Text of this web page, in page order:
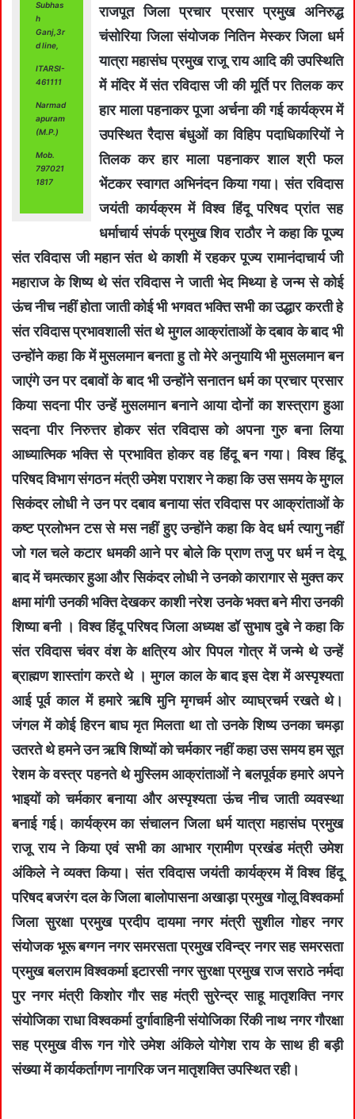
Subhas
h
Ganj,3r
d line,
ITARSI-
461111
Narmad
apuram
(M.P.)
Mob.
797021
1817
राजपूत जिला प्रचार प्रसार प्रमुख अनिरुद्ध
चंसोरिया जिला संयोजक नितिन मेस्कर जिला धर्म
यात्रा महासंघ प्रमुख राजू राय आदि की उपस्थिति
में मंदिर में संत रविदास जी की मूर्ति पर तिलक कर
हार माला पहनाकर पूजा अर्चना की गई कार्यक्रम में
उपस्थित रैदास बंधुओं का विहिप पदाधिकारियों ने
तिलक कर हार माला पहनाकर शाल श्री फल
भेंटकर स्वागत अभिनंदन किया गया। संत रविदास
जयंती कार्यक्रम में विश्व हिंदू परिषद प्रांत सह
धर्माचार्य संपर्क प्रमुख शिव राठौर ने कहा कि पूज्य
संत रविदास जी महान संत थे काशी में रहकर पूज्य रामानंदाचार्य जी
महाराज के शिष्य थे संत रविदास ने जाती भेद मिथ्या हे जन्म से कोई
ऊंच नीच नहीं होता जाती कोई भी भगवत भक्ति सभी का उद्धार करती हे
संत रविदास प्रभावशाली संत थे मुगल आक्रांताओं के दबाव के बाद भी
उन्होंने कहा कि में मुसलमान बनता हु तो मेरे अनुयायि भी मुसलमान बन
जाएंगे उन पर दबावों के बाद भी उन्होंने सनातन धर्म का प्रचार प्रसार
किया सदना पीर उन्हें मुसलमान बनाने आया दोनों का शस्त्राग हुआ
सदना पीर निरुत्तर होकर संत रविदास को अपना गुरु बना लिया
आध्यात्मिक भक्ति से प्रभावित होकर वह हिंदू बन गया। विश्व हिंदू
परिषद विभाग संगठन मंत्री उमेश पराशर ने कहा कि उस समय के मुगल
सिकंदर लोधी ने उन पर दबाव बनाया संत रविदास पर आक्रांताओं के
कष्ट प्रलोभन टस से मस नहीं हुए उन्होंने कहा कि वेद धर्म त्यागु नहीं
जो गल चले कटार धमकी आने पर बोले कि प्राण तजु पर धर्म न देयू
बाद में चमत्कार हुआ और सिकंदर लोधी ने उनको कारागार से मुक्त कर
क्षमा मांगी उनकी भक्ति देखकर काशी नरेश उनके भक्त बने मीरा उनकी
शिष्या बनी । विश्व हिंदू परिषद जिला अध्यक्ष डॉ सुभाष दुबे ने कहा कि
संत रविदास चंवर वंश के क्षत्रिय ओर पिपल गोत्र में जन्मे थे उन्हें
ब्राह्मण शास्तांग करते थे । मुगल काल के बाद इस देश में अस्पृश्यता
आई पूर्व काल में हमारे ऋषि मुनि मृगचर्म ओर व्याघ्रचर्म रखते थे।
जंगल में कोई हिरन बाघ मृत मिलता था तो उनके शिष्य उनका चमड़ा
उतरते थे हमने उन ऋषि शिष्यों को चर्मकार नहीं कहा उस समय हम सूत
रेशम के वस्त्र पहनते थे मुस्लिम आक्रांताओं ने बलपूर्वक हमारे अपने
भाइयों को चर्मकार बनाया और अस्पृश्यता ऊंच नीच जाती व्यवस्था
बनाई गई। कार्यक्रम का संचालन जिला धर्म यात्रा महासंघ प्रमुख
राजू राय ने किया एवं सभी का आभार ग्रामीण प्रखंड मंत्री उमेश
अंकिले ने व्यक्त किया। संत रविदास जयंती कार्यक्रम में विश्व हिंदू
परिषद बजरंग दल के जिला बालोपासना अखाड़ा प्रमुख गोलू विश्वकर्मा
जिला सुरक्षा प्रमुख प्रदीप दायमा नगर मंत्री सुशील गोहर नगर
संयोजक भूरू बग्गन नगर समरसता प्रमुख रविन्द्र नगर सह समरसता
प्रमुख बलराम विश्वकर्मा इटारसी नगर सुरक्षा प्रमुख राज सराठे नर्मदा
पुर नगर मंत्री किशोर गौर सह मंत्री सुरेन्द्र साहू मातृशक्ति नगर
संयोजिका राधा विश्वकर्मा दुर्गावाहिनी संयोजिका रिंकी नाथ नगर गौरक्षा
सह प्रमुख वीरू गन गोरे उमेश अंकिले योगेश राय के साथ ही बड़ी
संख्या में कार्यकर्तागण नागरिक जन मातृशक्ति उपस्थित रही।